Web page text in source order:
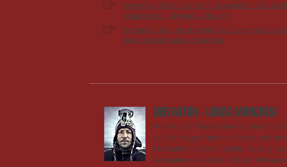
Mein Favorit! Ganz eifach und spontan tolle
organisieren: Getyourguide.com
Du weisst noch nicht wohin? Oder wie man vor
Beratung mit Lukas abmachen
DER AUTOR - LUKAS MARCHESI
Individueller Massentourist,
und Ex-Polygraf mit der Liebe zum
Festhalten in Wort und Bild. Süchtig
Reiseideen. Kennt den ÖV der Welt